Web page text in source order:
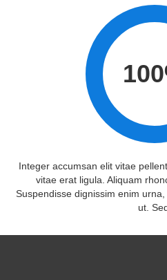
100
Integer accumsan elit vitae
vitae erat ligula. Aliquam
Suspendisse dignissim enim
ut.